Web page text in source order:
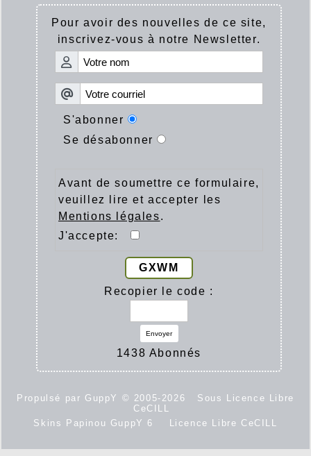
Pour avoir des nouvelles de ce site,
inscrivez-vous à notre Newsletter.
S'abonner
Se désabonner
Avant de soumettre ce formulaire,
veuillez lire et accepter les
Mentions légales.
J'accepte:
GXWM
Recopier le code :
Envoyer
1438 Abonnés
Propulsé par GuppY © 2005-2026
Sous Licence Libre
CeCILL
Skins Papinou GuppY 6
Licence Libre CeCILL